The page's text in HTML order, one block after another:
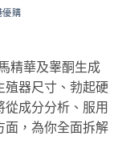
優購
精華及睾酮生成
殖器尺寸、勃起硬
從成分分析、服用
面，為你全面拆解